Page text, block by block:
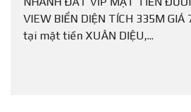
VIEW BIỂN DIỆN TÍCH 335M
tại mặt tiền XUÂN DIỆU,...